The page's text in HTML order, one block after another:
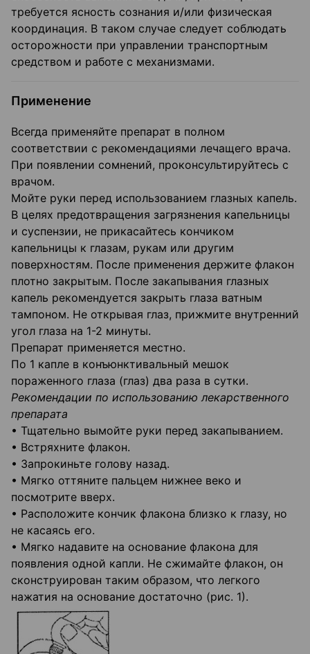
требуется ясность сознания и/или физическая
координация. В таком случае следует соблюдать
осторожности при управлении транспортным
средством и работе с механизмами.
Применение
Всегда применяйте препарат в полном
соответствии с рекомендациями лечащего врача.
При появлении сомнений, проконсультируйтесь с
врачом.
Мойте руки перед использованием глазных капель.
В целях предотвращения загрязнения капельницы
и суспензии, не прикасайтесь кончиком
капельницы к глазам, рукам или другим
поверхностям. После применения держите флакон
плотно закрытым. После закапывания глазных
капель рекомендуется закрыть глаза ватным
тампоном. Не открывая глаз, прижмите внутренний
угол глаза на 1-2 минуты.
Препарат применяется местно.
По 1 капле в конъюнктивальный мешок
пораженного глаза (глаз) два раза в сутки.
Рекомендации по использованию лекарственного
препарата
• Тщательно вымойте руки перед закапыванием.
• Встряхните флакон.
• Запрокиньте голову назад.
• Мягко оттяните пальцем нижнее веко и
посмотрите вверх.
• Расположите кончик флакона близко к глазу, но
не касаясь его.
• Мягко надавите на основание флакона для
появления одной капли. Не сжимайте флакон, он
сконструирован таким образом, что легкого
нажатия на основание достаточно (рис. 1).